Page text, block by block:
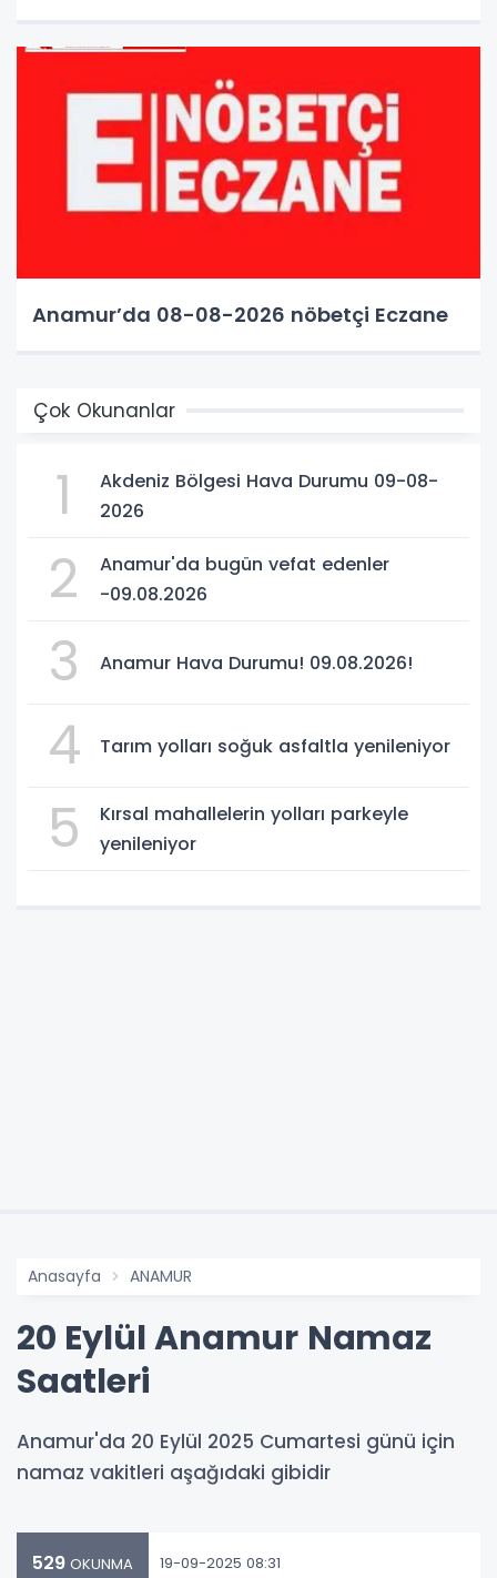
Anamur’da 08-08-2026 nöbetçi Eczane
Çok Okunanlar
1
Akdeniz Bölgesi Hava Durumu 09-08-
2026
2
Anamur'da bugün vefat edenler
-09.08.2026
3 Anamur Hava Durumu! 09.08.2026!
4 Tarım yolları soğuk asfaltla yenileniyor
5
Kırsal mahallelerin yolları parkeyle
yenileniyor
Anasayfa ANAMUR
20 Eylül Anamur Namaz
Saatleri
Anamur'da 20 Eylül 2025 Cumartesi günü için
namaz vakitleri aşağıdaki gibidir
529 OKUNMA 19-09-2025 08:31